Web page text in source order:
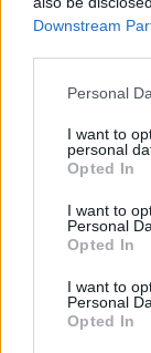
Downstream
Personal
I want to
personal
Opted In
I want to
Personal
Opted In
I want to
Personal
Opted In
A Junta de
Montemor-o-